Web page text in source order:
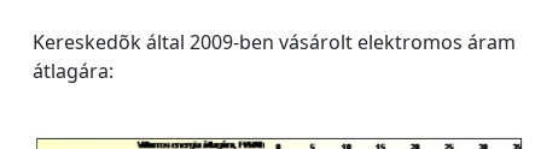
Kereskedõk által 2009-ben vásárolt elektromos áram
átlagára: